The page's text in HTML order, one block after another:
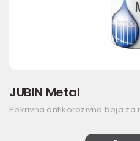
JUBIN Metal
Pokrivna antikorozivna boja za